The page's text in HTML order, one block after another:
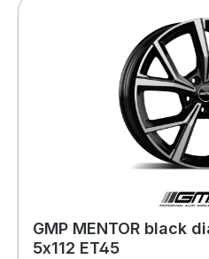
GMP MENTOR black
5x112 ET45